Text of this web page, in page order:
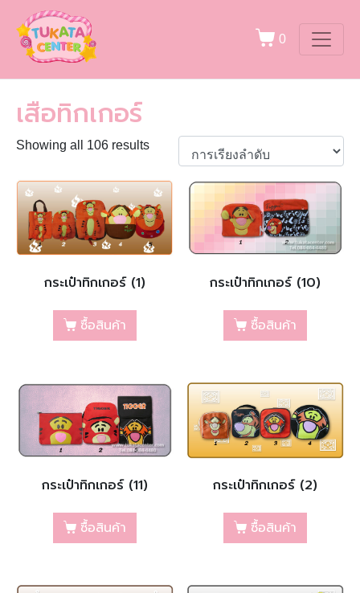
0
เสือทิกเกอร์
Showing all 106 results
กระเป๋าทิกเกอร์ (1)
ซื้อสินค้า
กระเป๋าทิกเกอร์ (10)
ซื้อสินค้า
กระเป๋าทิกเกอร์ (11)
ซื้อสินค้า
กระเป๋าทิกเกอร์ (2)
ซื้อสินค้า